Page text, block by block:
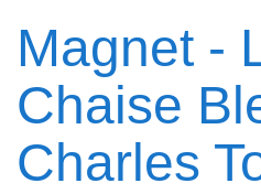
Magnet -
Chaise
Charles